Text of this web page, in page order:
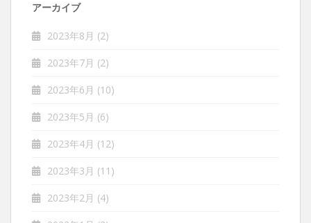
アーカイブ
2023年8月 (2)
2023年7月 (2)
2023年6月 (10)
2023年5月 (6)
2023年4月 (12)
2023年3月 (11)
2023年2月 (4)